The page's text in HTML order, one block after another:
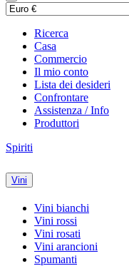
Ricerca
Casa
Commercio
Il mio conto
Lista dei desideri
Confrontare
Assistenza / Info
Produttori
Spiriti
Vini
Vini bianchi
Vini rossi
Vini rosati
Vini arancioni
Spumanti